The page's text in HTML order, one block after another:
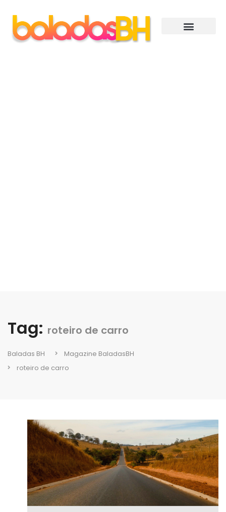
Tag: roteiro de carro
Baladas BH
Magazine BaladasBH
roteiro de carro